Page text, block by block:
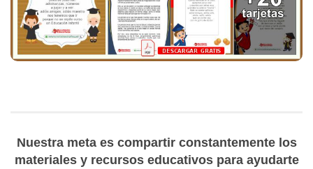
Nuestra meta es compartir constantemente los
materiales y recursos educativos para ayudarte